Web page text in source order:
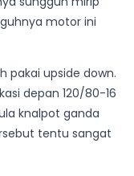
motor ini
pakai upside down.
depan 120/80-16
knalpot ganda
tentu sangat